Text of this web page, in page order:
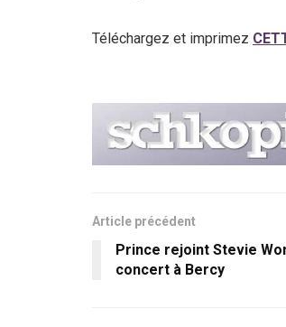
Téléchargez et imprimez
Article précédent
Prince rejoint Stevie
concert à Bercy